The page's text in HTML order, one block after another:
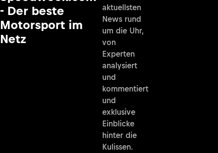
- Der beste
Motorsport im
Netz
aktuellsten
News rund
um die Uhr,
von
Experten
analysiert
und
kommentiert
und
exklusive
Einblicke
hinter die
Kulissen.